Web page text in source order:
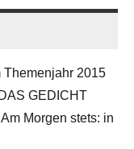
Themenjahr 2015
GEDICHT
Morgen stets: in